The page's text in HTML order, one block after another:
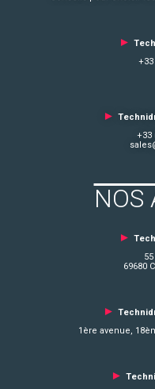
►
+33
►
+33
NOS
►
69680
►
1ère avenue,
►